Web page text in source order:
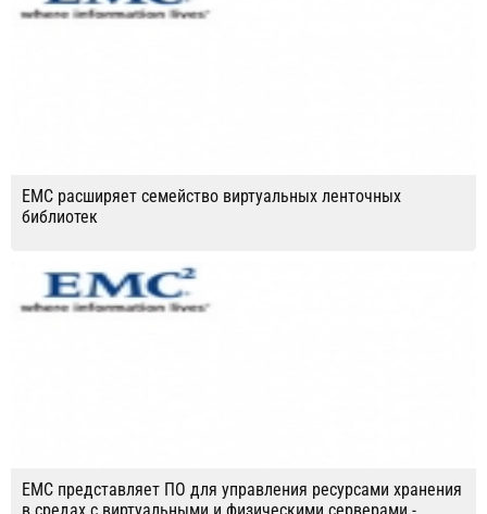
EMC расширяет семейство виртуальных ленточных
библиотек
ЕМС представляет ПО для управления ресурсами хранения